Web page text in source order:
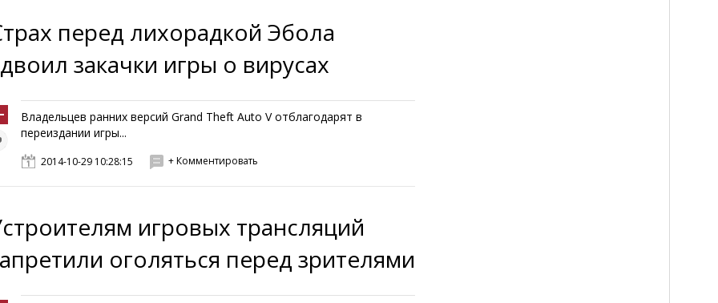
перед лихорадкой Эбола
закачки игры о вирусах
Владельцев ранних версий Grand Theft Auto V отблагодарят в
переиздании игры...
2014-10-29 10:28:15 + Комментировать
игровых трансляций
оголяться перед зрителями